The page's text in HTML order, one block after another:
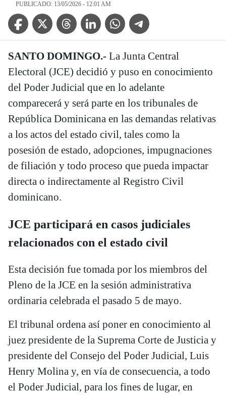
PUBLICADO: 13/05/2026 - 12:01 AM
Facebook IconTwitter IconThreads IconLinkedin IconWhatsApp IconTelegram Icon
SANTO DOMINGO.- La Junta Central
Electoral (JCE) decidió y puso en conocimiento
del Poder Judicial que en lo adelante
comparecerá y será parte en los tribunales de
República Dominicana en las demandas relativas
a los actos del estado civil, tales como la
posesión de estado, adopciones, impugnaciones
de filiación y todo proceso que pueda impactar
directa o indirectamente al Registro Civil
dominicano.
JCE participará en casos judiciales
relacionados con el estado civil
Esta decisión fue tomada por los miembros del
Pleno de la JCE en la sesión administrativa
ordinaria celebrada el pasado 5 de mayo.
El tribunal ordena así poner en conocimiento al
juez presidente de la Suprema Corte de Justicia y
presidente del Consejo del Poder Judicial, Luis
Henry Molina y, en vía de consecuencia, a todo
el Poder Judicial, para los fines de lugar, en